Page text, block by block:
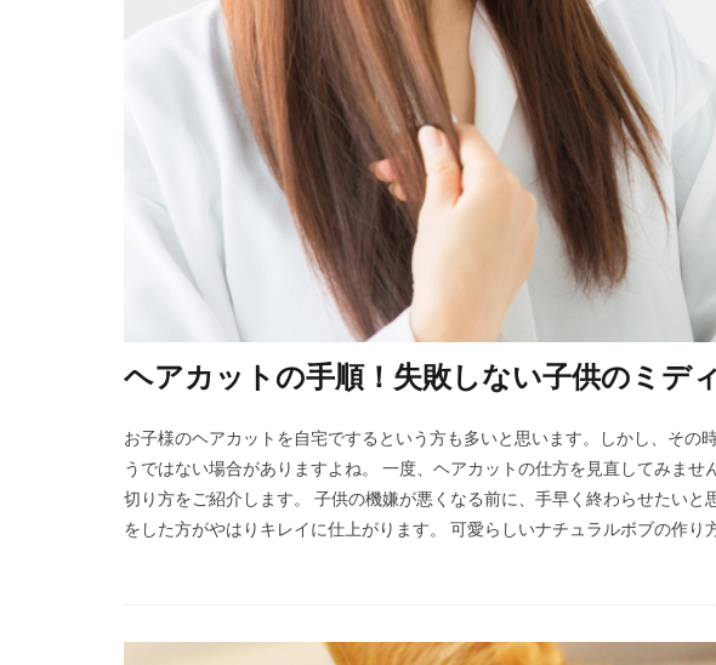
ヘアカットの手順！失敗しない子供のミデ
お子様のヘアカットを自宅でするという方も多いと思います。しかし、その
うではない場合がありますよね。 一度、ヘアカットの仕方を見直してみま
切り方をご紹介します。 子供の機嫌が悪くなる前に、手早く終わらせたい
をした方がやはりキレイに仕上がります。 可愛らしいナチュラルボブの作り